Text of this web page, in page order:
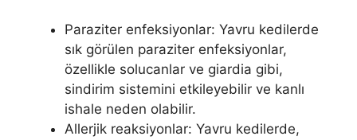
Paraziter enfeksiyonlar: Yavru kedilerde
sık görülen paraziter enfeksiyonlar,
özellikle solucanlar ve giardia gibi,
sindirim sistemini etkileyebilir ve kanlı
ishale neden olabilir.
Allerjik reaksiyonlar: Yavru kedilerde,